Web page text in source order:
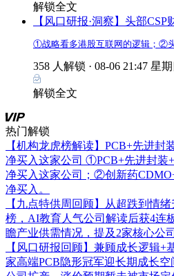
解锁全文
【风口研报·洞察】头部
①战略看多港股互联网的逻辑；②
358 人解锁 · 08-06 21:47 星
解锁全文
热门解锁
【机构龙虎榜解读】PCB+先进
净买入这家公司 ①PCB+先进封装
净买入这家公司；②创新药
净买入。
【九点特供周回顾】从超跌到情
榜，AI教育人气公司解读后获4连
瞻产业供需情况，提及2家核心公
【风口研报回顾】兼顾成长逻辑
家高端PCB隐形冠军迎长期成长